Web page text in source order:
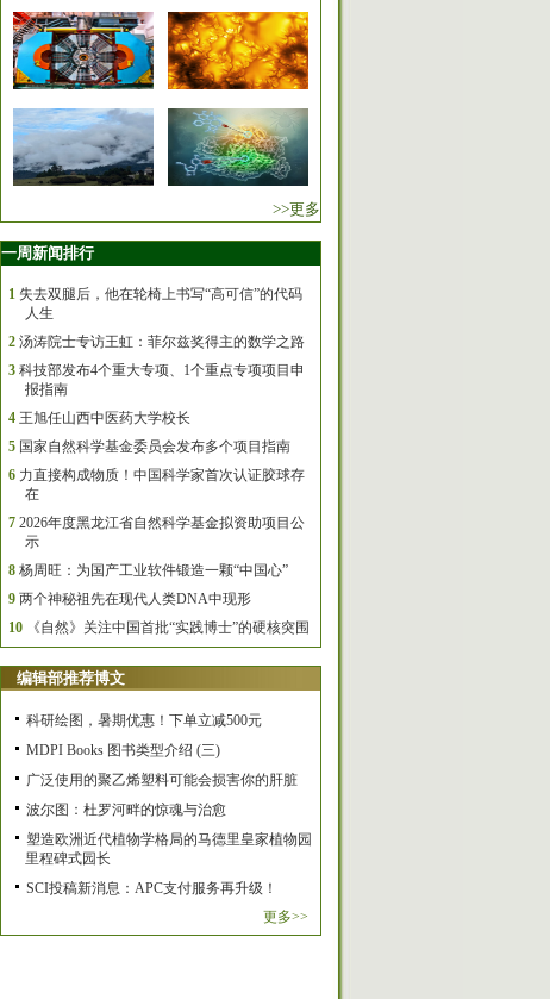
>>更多
一周新闻排行
1 失去双腿后，他在轮椅上书写“高可信”的代码
人生
2 汤涛院士专访王虹：菲尔兹奖得主的数学之路
3 科技部发布4个重大专项、1个重点专项项目申
报指南
4 王旭任山西中医药大学校长
5 国家自然科学基金委员会发布多个项目指南
6 力直接构成物质！中国科学家首次认证胶球存
在
7 2026年度黑龙江省自然科学基金拟资助项目公
示
8 杨周旺：为国产工业软件锻造一颗“中国心”
9 两个神秘祖先在现代人类DNA中现形
10
《自然》关注中国首批“实践博士”的硬核突围
编辑部推荐博文
科研绘图，暑期优惠！下单立减500元
MDPI Books 图书类型介绍 (三)
广泛使用的聚乙烯塑料可能会损害你的肝脏
波尔图：杜罗河畔的惊魂与治愈
塑造欧洲近代植物学格局的马德里皇家植物园
里程碑式园长
SCI投稿新消息：APC支付服务再升级！
更多>>